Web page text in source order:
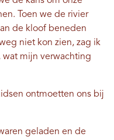
Toen we de rivier
de kloof beneden
niet kon zien, zag ik
mijn verwachting
ontmoetten ons bij
geladen en de